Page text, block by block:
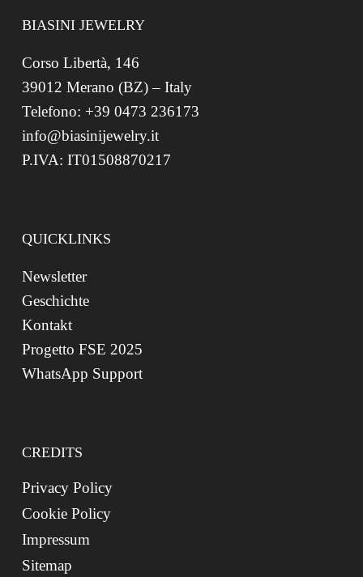
BIASINI JEWELRY
Corso Libertà, 146
39012 Merano (BZ) – Italy
Telefono: +39 0473 236173
info@biasinijewelry.it
P.IVA: IT01508870217
QUICKLINKS
Newsletter
Geschichte
Kontakt
Progetto FSE 2025
WhatsApp Support
CREDITS
Privacy Policy
Cookie Policy
Impressum
Sitemap